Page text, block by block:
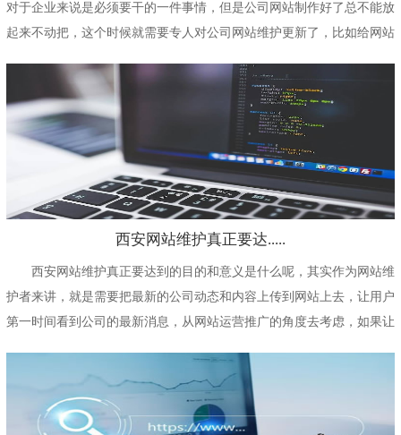
对于企业来说是必须要干的一件事情，但是公司网站制作好了总不能放
起来不动把，这个时候就需要专人对公司网站维护更新了，比如给网站
西安网站维护真正要达.....
西安网站维护真正要达到的目的和意义是什么呢，其实作为网站维
护者来讲，就是需要把最新的公司动态和内容上传到网站上去，让用户
第一时间看到公司的最新消息，从网站运营推广的角度去考虑，如果让